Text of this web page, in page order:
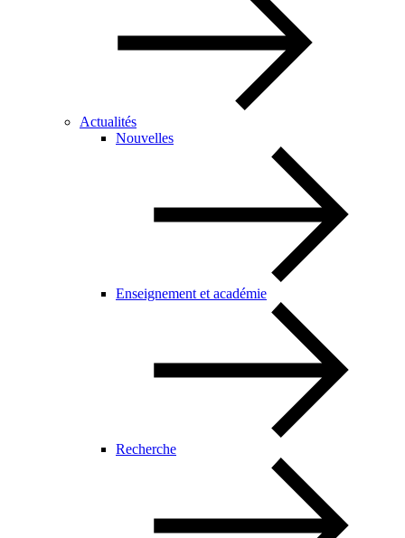
Actualités
Nouvelles
Enseignement et académie
Recherche